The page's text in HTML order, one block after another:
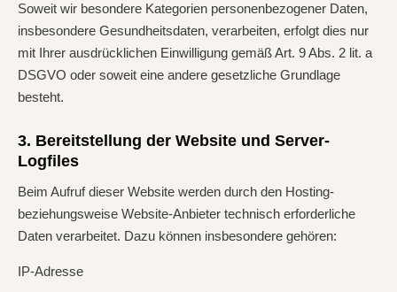
Soweit wir besondere Kategorien personenbezogener Daten,
insbesondere Gesundheitsdaten, verarbeiten, erfolgt dies nur
mit Ihrer ausdrücklichen Einwilligung gemäß Art. 9 Abs. 2 lit. a
DSGVO oder soweit eine andere gesetzliche Grundlage
besteht.
3. Bereitstellung der Website und Server-
Logfiles
Beim Aufruf dieser Website werden durch den Hosting-
beziehungsweise Website-Anbieter technisch erforderliche
Daten verarbeitet. Dazu können insbesondere gehören:
IP-Adresse